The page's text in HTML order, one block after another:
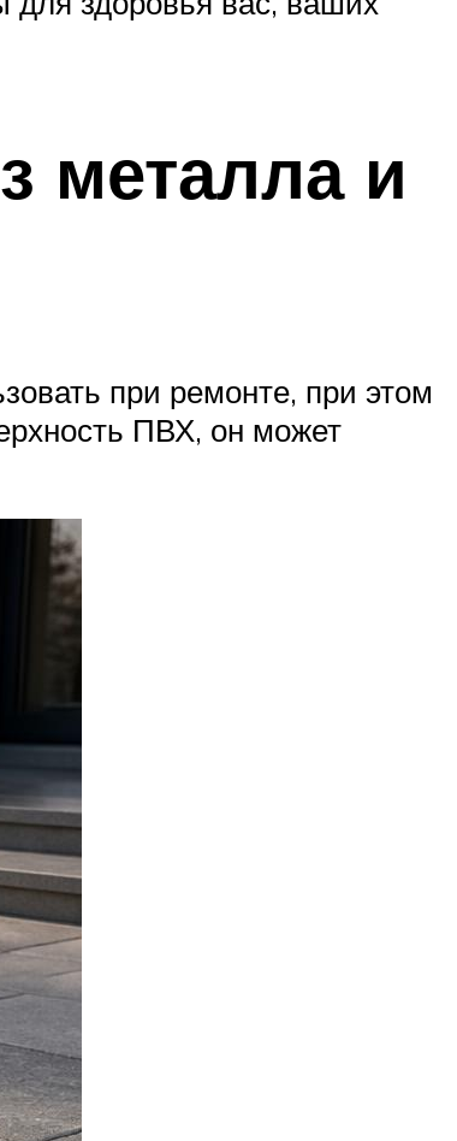
металла и
при ремонте, при этом
ПВХ, он может